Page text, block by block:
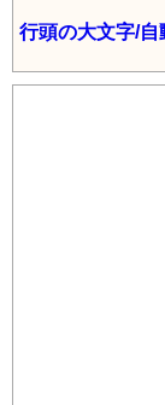
行頭の大文字/